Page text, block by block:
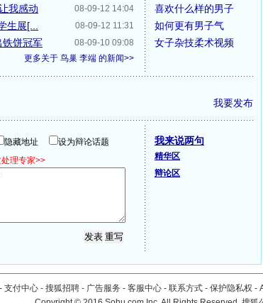
08-09-12 14:04
我感动
08-09-12 11:31
生展[...
08-09-10 09:08
铁饼冠军
更多关于 鸟巢 李端 的新闻>>
喜欢什么样的男子
如何更有男子气
女子杂技柔术视频
我要发布
隐藏地址
设为辩论话题
理专家>>
我来说两句
精华区
辩论区
- 支付中心 - 搜狐招聘 - 广告服务 - 客服中心 - 联系方式 - 保护隐私权 -